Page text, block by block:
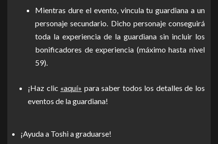
Mientras dure el evento, vincula tu guardiana a un
personaje secundario. Dicho personaje conseguirá
toda la experiencia de la guardiana sin incluir los
bonificadores de experiencia (máximo hasta nivel
59).
¡Haz clic «aquí» para saber todos los detalles de los
eventos de la guardiana!
¡Ayuda a Toshi a graduarse!